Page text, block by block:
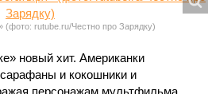
(фото: rutube.ru/Честно про Зарядку)
новый хит. Американки
и кокошники и
персонажам мультфильма